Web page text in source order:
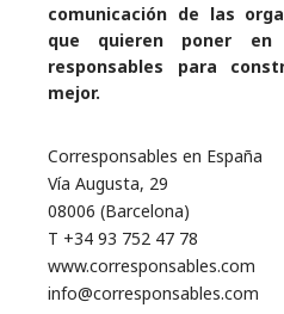
comunicación de las
que quieren poner en
responsables para
mejor.
Corresponsables en España
Vía Augusta, 29
08006 (Barcelona)
T +34 93 752 47 78
www.corresponsables.com
info@corresponsables.com